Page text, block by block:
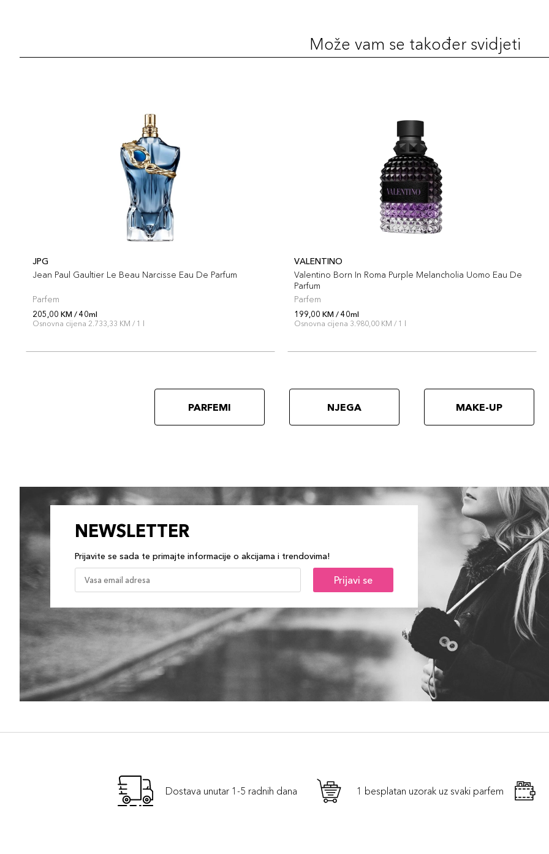
Može vam se također svidjeti
JPG
Jean Paul Gaultier Le Beau Narcisse Eau De Parfum
Parfem
205,00 KM / 40ml
Osnovna cijena 2.733,33 KM / 1 l
VALENTINO
Valentino Born In Roma Purple Melancholia Uomo Eau De
Parfum
Parfem
199,00 KM / 40ml
Osnovna cijena 3.980,00 KM / 1 l
PARFEMI NJEGA MAKE-UP
NEWSLETTER
Prijavite se sada te primajte informacije o akcijama i trendovima!
Prijavi se
Dostava unutar 1-5 radnih dana 1 besplatan uzorak uz svaki parfem